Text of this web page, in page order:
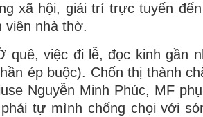
xã hội, giải trí trực tuyến
viên nhà thờ.
quê, việc đi lễ, đọc kinh gần
ép buộc). Chốn thị thành
Nguyễn Minh Phúc, MF
tự mình chống chọi với